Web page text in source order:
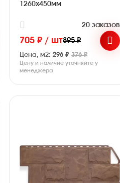
1260х450мм
20 заказов
705 ₽ / шт895 ₽
Цена, м2: 296 ₽ 376 ₽
Цену и наличие уточняйте у
менеджера